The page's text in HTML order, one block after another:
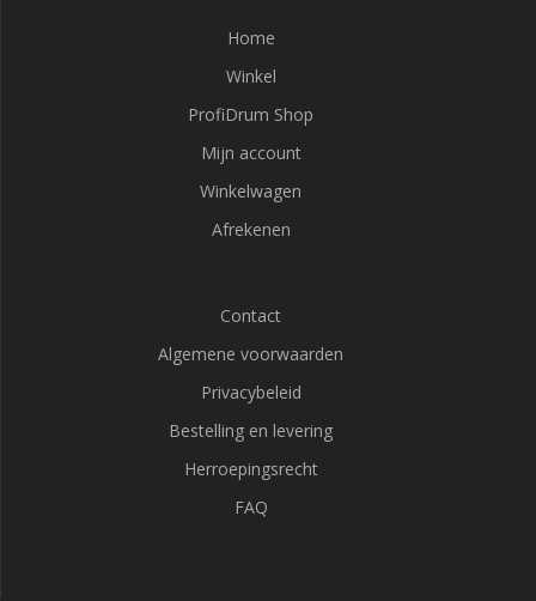
Home
Winkel
ProfiDrum Shop
Mijn account
Winkelwagen
Afrekenen
Contact
Algemene voorwaarden
Privacybeleid
Bestelling en levering
Herroepingsrecht
FAQ